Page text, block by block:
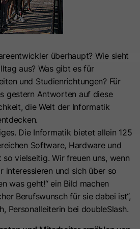
überhaupt? Wie sieht
aus? Was gibt es für
und Studienrichtungen? Für
gestern Antworten auf diese
die Welt der Informatik
Die Informatik bietet allein 125
Software, Hardware und
so vielseitig. Wir freuen uns, wenn
interessieren und sich über so
was geht!“ ein Bild machen
Berufswunsch für sie dabei ist“,
Personalleiterin bei doubleSlash.
Cookie wird benötigt, um zu
welche Cookies auf der
Cookie wird verwendet, um
dass das Banner
angezeigt wird, wenn die
im strikten Modus surfen.
Nutzungsprofile erstellt
in die USA kommen. Google ist
Privacy Framework zertifiziert.
Manager
Cookie wird durch Cloudflare,
Anbieter von HubSpot,
Es hilft Cloudflare,
Besucher Ihrer Website zu
Informationen
verwendet, um
und personalisierte Werbung
es zu einer Wiedererkennung über
und Geräte hinweg kommen.
Datenübermittlung in Drittstaaten
Informationen finden Sie in